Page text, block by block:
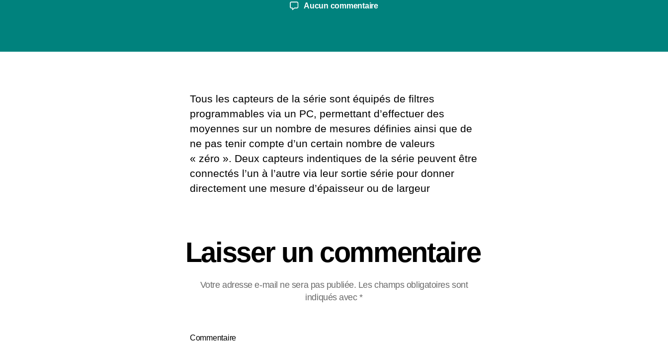
Aucun commentairesur
Line
Tous les capteurs de la série sont équipés de filtres
programmables via un PC, permettant d’effectuer des
moyennes sur un nombre de mesures définies ainsi que de
ne pas tenir compte d’un certain nombre de valeurs
« zéro ». Deux capteurs indentiques de la série peuvent être
connectés l’un à l’autre via leur sortie série pour donner
directement une mesure d’épaisseur ou de largeur
Laisser un commentaire
Votre adresse e-mail ne sera pas publiée. Les champs obligatoires sont
indiqués avec*
Commentaire